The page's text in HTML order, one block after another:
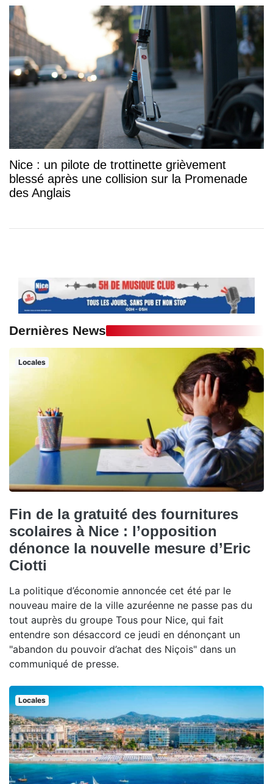
Nice : un pilote de trottinette grièvement
blessé après une collision sur la Promenade
des Anglais
Dernières News
Locales
Fin de la gratuité des fournitures
scolaires à Nice : l’opposition
dénonce la nouvelle mesure d’Eric
Ciotti
La politique d’économie annoncée cet été par le
nouveau maire de la ville azuréenne ne passe pas du
tout auprès du groupe Tous pour Nice, qui fait
entendre son désaccord ce jeudi en dénonçant un
"abandon du pouvoir d’achat des Niçois" dans un
communiqué de presse.
Locales